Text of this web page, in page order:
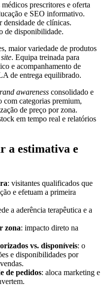
prescritores e oferta
e SEO informativo.
densidade de clínicas.
de disponibilidade.
maior variedade de produtos
site. Equipa treinada para
e acompanhamento de
de entrega equilibrado.
awareness consolidado e
com categorias premium,
de preço por zona.
em tempo real e relatórios
a estimativa e
: visitantes qualificados que
e efetuam a primeira
a aderência terapêutica e a
zona: impacto direto na
vs. disponíveis: o
e disponibilidades por
de pedidos: aloca marketing e